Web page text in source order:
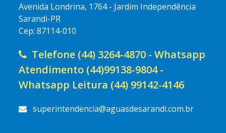
Avenida Londrina, 1764 - Jardim Independência
Sarandi-PR
Cep: 87114-010
Telefone (44) 3264-4870 - Whatsapp
Atendimento (44)99138-9804 -
Whatsapp Leitura (44) 99142-4146
superintendencia@aguasdesarandi.com.br